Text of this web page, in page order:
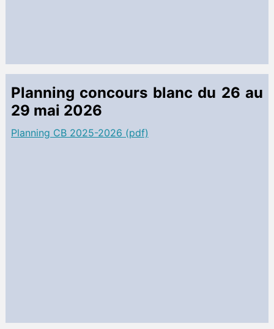
Planning concours blanc du 26 au
29 mai 2026
Planning CB 2025-2026 (pdf)